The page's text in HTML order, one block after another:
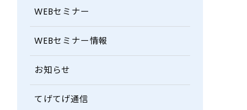
WEBセミナー
WEBセミナー情報
お知らせ
てげてげ通信